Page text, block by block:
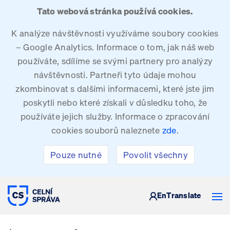
Tato webová stránka používá cookies.
K analýze návštěvnosti využíváme soubory cookies
– Google Analytics. Informace o tom, jak náš web
používáte, sdílíme se svými partnery pro analýzy
návštěvnosti. Partneři tyto údaje mohou
zkombinovat s dalšími informacemi, které jste jim
poskytli nebo které získali v důsledku toho, že
používáte jejich služby. Informace o zpracování
cookies souborů naleznete zde.
Pouze nutné Povolit všechny
CELNÍ SPRÁVA ČESKÉ REPUBLIKY
EnTranslate